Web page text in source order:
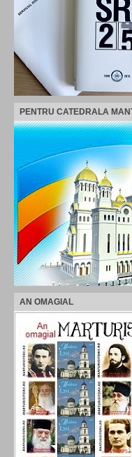
PENTRU CATEDRALA
AN OMAGIAL